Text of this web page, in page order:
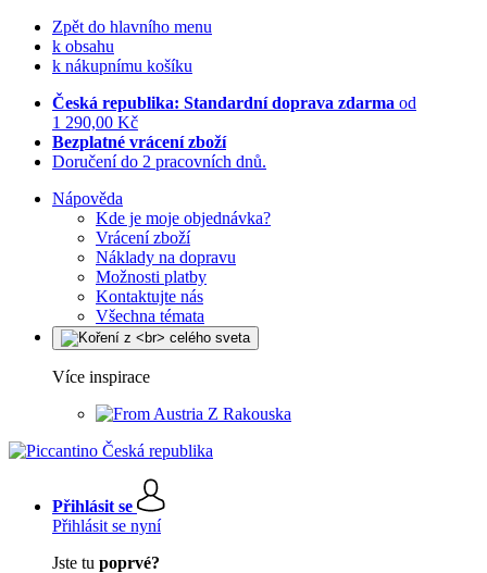
Zpět do hlavního menu
k obsahu
k nákupnímu košíku
Česká republika: Standardní doprava zdarma od
1 290,00 Kč
Bezplatné vrácení zboží
Doručení do 2 pracovních dnů.
Nápověda
Kde je moje objednávka?
Vrácení zboží
Náklady na dopravu
Možnosti platby
Kontaktujte nás
Všechna témata
Více inspirace
Z Rakouska
Přihlásit se
Přihlásit se nyní
Jste tu poprvé?